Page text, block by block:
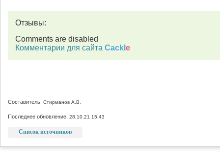
Отзывы:
Comments are disabled
Комментарии для сайта Cackl e
Составитель: Стирманов А.В.
Последнее обновление: 28.10.21 15:43
Список источников